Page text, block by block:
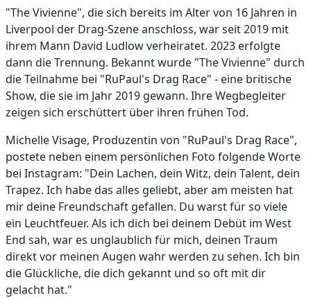
"The Vivienne", die sich bereits im Alter von 16 Jahren in
Liverpool der Drag-Szene anschloss, war seit 2019 mit
ihrem Mann David Ludlow verheiratet. 2023 erfolgte
dann die Trennung. Bekannt wurde "The Vivienne" durch
die Teilnahme bei "RuPaul's Drag Race" - eine britische
Show, die sie im Jahr 2019 gewann. Ihre Wegbegleiter
zeigen sich erschüttert über ihren frühen Tod.
Michelle Visage, Produzentin von "RuPaul's Drag Race",
postete neben einem persönlichen Foto folgende Worte
bei Instagram: "Dein Lachen, dein Witz, dein Talent, dein
Trapez. Ich habe das alles geliebt, aber am meisten hat
mir deine Freundschaft gefallen. Du warst für so viele
ein Leuchtfeuer. Als ich dich bei deinem Debüt im West
End sah, war es unglaublich für mich, deinen Traum
direkt vor meinen Augen wahr werden zu sehen. Ich bin
die Glückliche, die dich gekannt und so oft mit dir
gelacht hat."